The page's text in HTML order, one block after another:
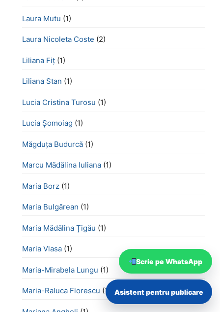
Laura Mutu (1)
Laura Nicoleta Coste (2)
Liliana Fiț (1)
Liliana Stan (1)
Lucia Cristina Turosu (1)
Lucia Șomoiag (1)
Măgduța Budurcă (1)
Marcu Mădălina Iuliana (1)
Maria Borz (1)
Maria Bulgărean (1)
Maria Mădălina Țigău (1)
Maria Vlasa (1)
Maria-Mirabela Lungu (1)
Maria-Raluca Florescu (1)
Scrie pe WhatsApp
Asistent pentru publicare